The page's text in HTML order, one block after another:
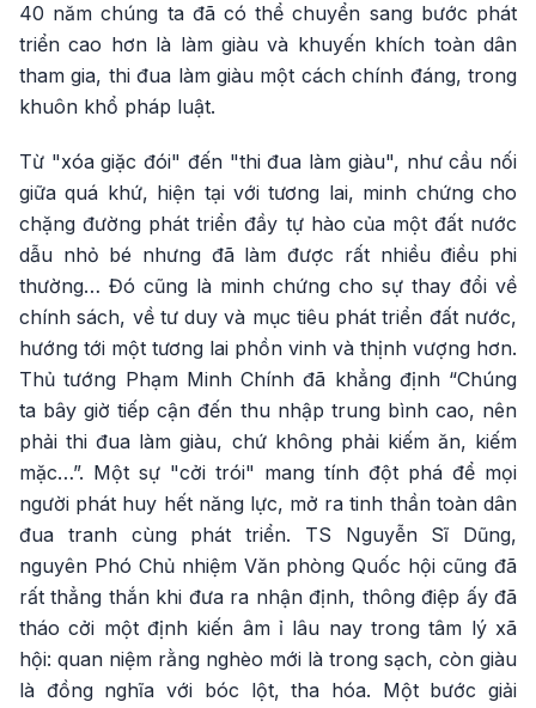
40 năm chúng ta đã có thể chuyển sang bước phát
triển cao hơn là làm giàu và khuyến khích toàn dân
tham gia, thi đua làm giàu một cách chính đáng, trong
khuôn khổ pháp luật.
Từ "xóa giặc đói" đến "thi đua làm giàu", như cầu nối
giữa quá khứ, hiện tại với tương lai, minh chứng cho
chặng đường phát triển đầy tự hào của một đất nước
dẫu nhỏ bé nhưng đã làm được rất nhiều điều phi
thường… Đó cũng là minh chứng cho sự thay đổi về
chính sách, về tư duy và mục tiêu phát triển đất nước,
hướng tới một tương lai phồn vinh và thịnh vượng hơn.
Thủ tướng Phạm Minh Chính đã khẳng định “Chúng
ta bây giờ tiếp cận đến thu nhập trung bình cao, nên
phải thi đua làm giàu, chứ không phải kiếm ăn, kiếm
mặc…”. Một sự "cởi trói" mang tính đột phá để mọi
người phát huy hết năng lực, mở ra tinh thần toàn dân
đua tranh cùng phát triển. TS Nguyễn Sĩ Dũng,
nguyên Phó Chủ nhiệm Văn phòng Quốc hội cũng đã
rất thẳng thắn khi đưa ra nhận định, thông điệp ấy đã
tháo cởi một định kiến âm ỉ lâu nay trong tâm lý xã
hội: quan niệm rằng nghèo mới là trong sạch, còn giàu
là đồng nghĩa với bóc lột, tha hóa. Một bước giải